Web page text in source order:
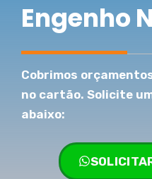
Engenho
Cobrimos
no cartão. Solicite
abaixo: